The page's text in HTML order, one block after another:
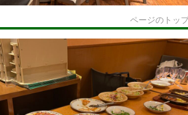
ページのトッ